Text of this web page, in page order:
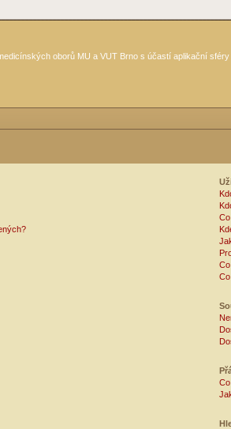
oborů MU a VUT Brno s účastí aplikační sféry